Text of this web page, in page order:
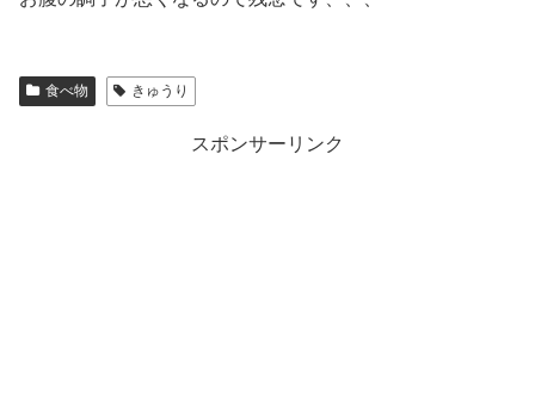
食べ物 きゅうり
スポンサーリンク